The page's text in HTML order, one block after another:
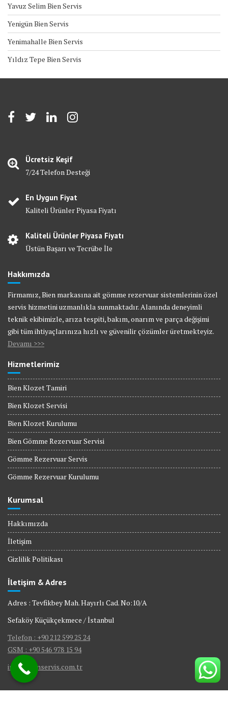
Yavuz Selim Bien Servis
Yenigün Bien Servis
Yenimahalle Bien Servis
Yıldız Tepe Bien Servis
Ücretsiz Keşif
7/24 Telefon Desteği
En Uygun Fiyat
Kaliteli Ürünler Piyasa Fiyatı
Kaliteli Ürünler Piyasa Fiyatı
Üstün Başarı ve Tecrübe İle
Hakkımızda
Firmamız, Bien markasına ait gömme rezervuar sistemlerinin özel
servis hizmetini uzmanlıkla sunmaktadır. Alanında deneyimli
teknik ekibimizle, arıza tespiti, bakım, onarım ve parça değişimi
gibi tüm ihtiyaçlarınıza hızlı ve güvenilir çözümler üretmekteyiz.
Devamı >>>
Hizmetlerimiz
Bien Klozet Tamiri
Bien Klozet Servisi
Bien Klozet Kurulumu
Bien Gömme Rezervuar Servisi
Gömme Rezervuar Servis
Gömme Rezervuar Kurulumu
Kurumsal
Hakkımızda
İletişim
Gizlilik Politikası
İletişim & Adres
Adres : Tevfikbey Mah. Hayırlı Cad. No:10/A
Sefaköy Küçükçekmece / İstanbul
Telefon : +90 212 599 25 24
GSM : +90 546 978 15 94
info@bienservis.com.tr